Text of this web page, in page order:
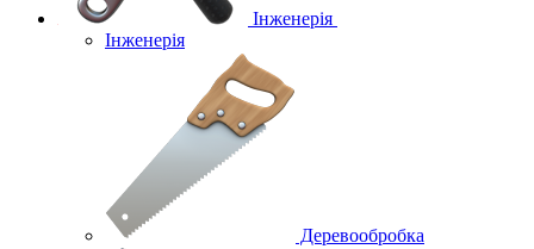
Інженерія
Інженерія
Деревообробка